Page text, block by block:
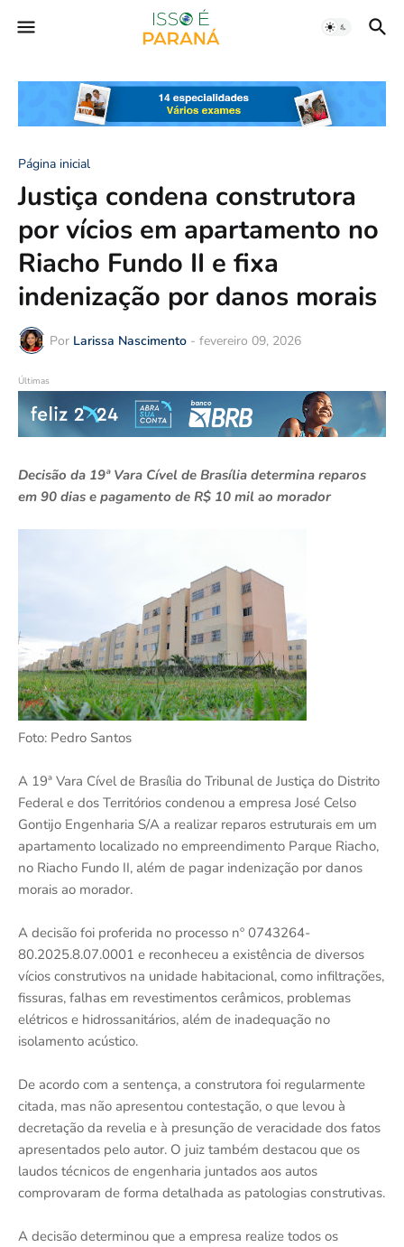
Página inicial
Justiça condena construtora
por vícios em apartamento no
Riacho Fundo II e fixa
indenização por danos morais
Por Larissa Nascimento - fevereiro 09, 2026
Últimas
Decisão da 19ª Vara Cível de Brasília determina reparos
em 90 dias e pagamento de R$ 10 mil ao morador
Foto: Pedro Santos
A 19ª Vara Cível de Brasília do Tribunal de Justiça do Distrito
Federal e dos Territórios condenou a empresa José Celso
Gontijo Engenharia S/A a realizar reparos estruturais em um
apartamento localizado no empreendimento Parque Riacho,
no Riacho Fundo II, além de pagar indenização por danos
morais ao morador.
A decisão foi proferida no processo nº 0743264-
80.2025.8.07.0001 e reconheceu a existência de diversos
vícios construtivos na unidade habitacional, como infiltrações,
fissuras, falhas em revestimentos cerâmicos, problemas
elétricos e hidrossanitários, além de inadequação no
isolamento acústico.
De acordo com a sentença, a construtora foi regularmente
citada, mas não apresentou contestação, o que levou à
decretação da revelia e à presunção de veracidade dos fatos
apresentados pelo autor. O juiz também destacou que os
laudos técnicos de engenharia juntados aos autos
comprovaram de forma detalhada as patologias construtivas.
A decisão determinou que a empresa realize todos os